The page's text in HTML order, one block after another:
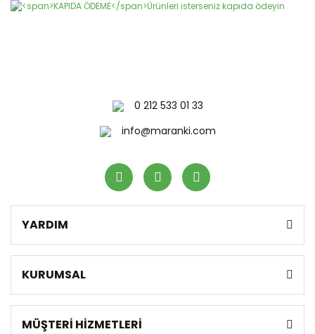
0 212 533 01 33
info@maranki.com
YARDIM
KURUMSAL
MÜŞTERİ HİZMETLERİ